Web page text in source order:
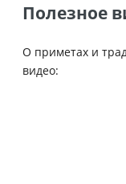
Полезное
О приметах и
видео: